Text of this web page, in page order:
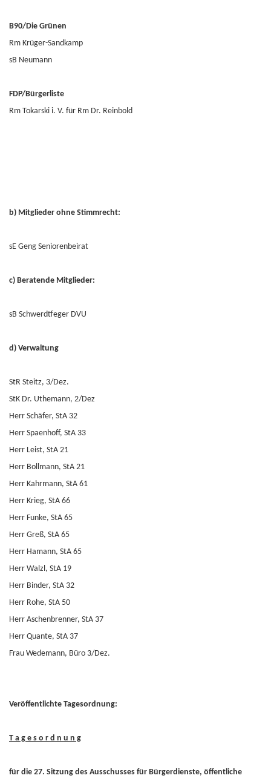
B90/Die Grünen
Rm Krüger-Sandkamp
sB Neumann
FDP/Bürgerliste
Rm Tokarski i. V. für Rm Dr. Reinbold
b) Mitglieder ohne Stimmrecht:
sE Geng Seniorenbeirat
c) Beratende Mitglieder:
sB Schwerdtfeger DVU
d) Verwaltung
StR Steitz, 3/Dez.
StK Dr. Uthemann, 2/Dez
Herr Schäfer, StA 32
Herr Spaenhoff, StA 33
Herr Leist, StA 21
Herr Bollmann, StA 21
Herr Kahrmann, StA 61
Herr Krieg, StA 66
Herr Funke, StA 65
Herr Greß, StA 65
Herr Hamann, StA 65
Herr Walzl, StA 19
Herr Binder, StA 32
Herr Rohe, StA 50
Herr Aschenbrenner, StA 37
Herr Quante, StA 37
Frau Wedemann, Büro 3/Dez.
Veröffentlichte Tagesordnung:
T a g e s o r d n u n g
für die 27. Sitzung des Ausschusses für Bürgerdienste, öffentliche